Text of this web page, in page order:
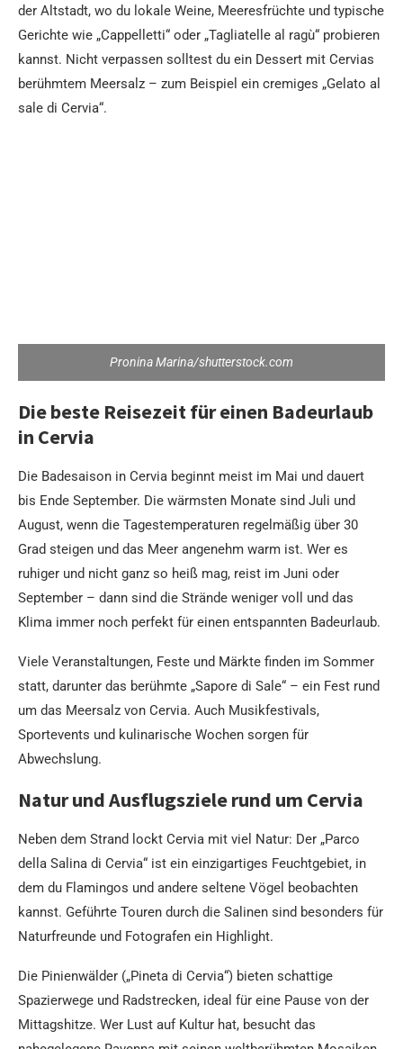
der Altstadt, wo du lokale Weine, Meeresfrüchte und typische
Gerichte wie „Cappelletti“ oder „Tagliatelle al ragù“ probieren
kannst. Nicht verpassen solltest du ein Dessert mit Cervias
berühmtem Meersalz – zum Beispiel ein cremiges „Gelato al
sale di Cervia“.
Pronina Marina/shutterstock.com
Die beste Reisezeit für einen Badeurlaub
in Cervia
Die Badesaison in Cervia beginnt meist im Mai und dauert
bis Ende September. Die wärmsten Monate sind Juli und
August, wenn die Tagestemperaturen regelmäßig über 30
Grad steigen und das Meer angenehm warm ist. Wer es
ruhiger und nicht ganz so heiß mag, reist im Juni oder
September – dann sind die Strände weniger voll und das
Klima immer noch perfekt für einen entspannten Badeurlaub.
Viele Veranstaltungen, Feste und Märkte finden im Sommer
statt, darunter das berühmte „Sapore di Sale“ – ein Fest rund
um das Meersalz von Cervia. Auch Musikfestivals,
Sportevents und kulinarische Wochen sorgen für
Abwechslung.
Natur und Ausflugsziele rund um Cervia
Neben dem Strand lockt Cervia mit viel Natur: Der „Parco
della Salina di Cervia“ ist ein einzigartiges Feuchtgebiet, in
dem du Flamingos und andere seltene Vögel beobachten
kannst. Geführte Touren durch die Salinen sind besonders für
Naturfreunde und Fotografen ein Highlight.
Die Pinienwälder („Pineta di Cervia“) bieten schattige
Spazierwege und Radstrecken, ideal für eine Pause von der
Mittagshitze. Wer Lust auf Kultur hat, besucht das